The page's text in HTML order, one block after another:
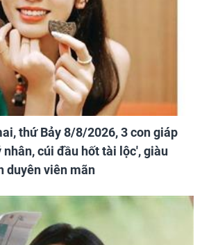
thứ Bảy 8/8/2026, 3 con giáp
cúi đầu hốt tài lộc', giàu
duyên viên mãn